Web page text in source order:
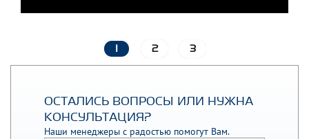
2 3
ОСТАЛИСЬ ВОПРОСЫ ИЛИ НУЖНА
КОНСУЛЬТАЦИЯ?
Наши менеджеры с радостью помогут Вам.